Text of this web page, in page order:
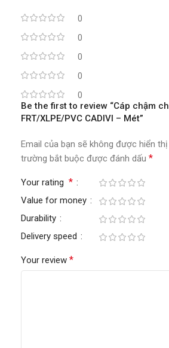
0
0
0
0
0
Be the first to review “Cáp chậm
FRT/XLPE/PVC CADIVI – Mét”
Email của bạn sẽ không được hiển
trường bắt buộc được đánh dấu *
Your rating *
Value for money
Durability
Delivery speed
Your review *